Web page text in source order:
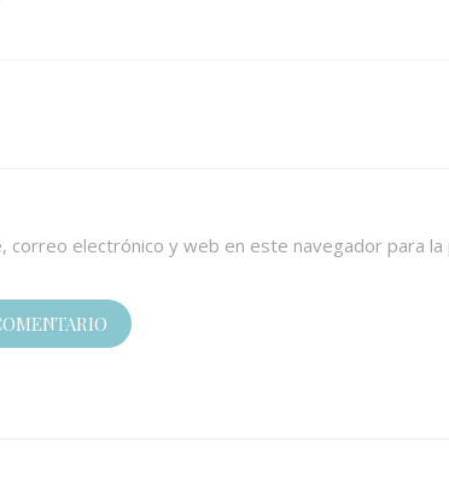
correo electrónico y web en este navegador para